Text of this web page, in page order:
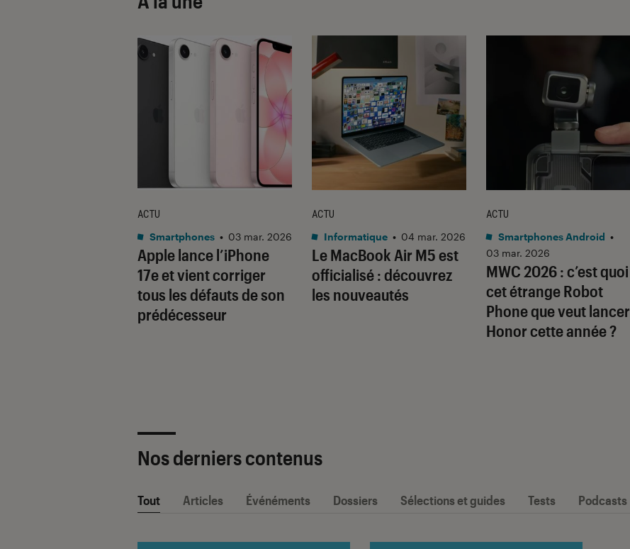
Apple lance l’iPhone
17e et vient corriger
tous les défauts de son
prédécesseur
ACTU
Smartphones • 03 mar. 2026
Le MacBook Air M5 est
officialisé : découvrez
les nouveautés
ACTU
Informatique • 04 mar. 2026
MWC 2026 : c’est quoi
cet étrange Robot
Phone que veut lancer
Honor cette année ?
ACTU
Smartphones Android •
03 mar. 2026
Nos derniers contenus
Tout Articles Événéments Dossiers Sélections et guides Tests Podcasts